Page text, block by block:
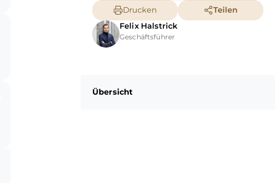
Drucken
Teilen
Felix Halstrick
Geschäftsführer
Übersicht